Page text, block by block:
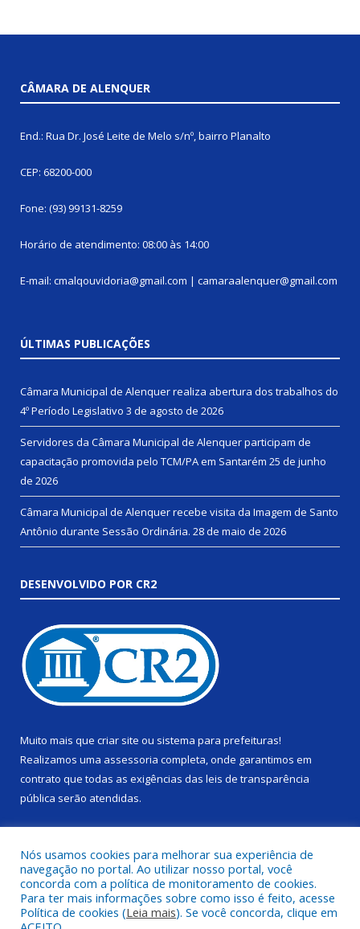
CÂMARA DE ALENQUER
End.: Rua Dr. José Leite de Melo s/nº, bairro Planalto
CEP: 68200-000
Fone: (93) 99131-8259
Horário de atendimento: 08:00 às 14:00
E-mail: cmalqouvidoria@gmail.com | camaraalenquer@gmail.com
ÚLTIMAS PUBLICAÇÕES
Câmara Municipal de Alenquer realiza abertura dos trabalhos do
4º Período Legislativo 3 de agosto de 2026
Servidores da Câmara Municipal de Alenquer participam de
capacitação promovida pelo TCM/PA em Santarém 25 de junho
de 2026
Câmara Municipal de Alenquer recebe visita da Imagem de Santo
Antônio durante Sessão Ordinária. 28 de maio de 2026
DESENVOLVIDO POR CR2
Muito mais que criar site ou sistema para prefeituras!
Realizamos uma assessoria completa, onde garantimos em
contrato que todas as exigências das leis de transparência
pública serão atendidas.
Todos os direitos reservados a Câmara Municipal de Alenquer.
Nós usamos cookies para melhorar sua experiência de
navegação no portal. Ao utilizar nosso portal, você
concorda com a política de monitoramento de cookies.
Para ter mais informações sobre como isso é feito, acesse
Política de cookies (Leia mais). Se você concorda, clique em